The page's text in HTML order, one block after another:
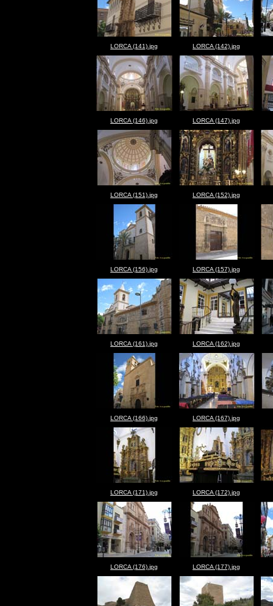
LORCA (141).jpg LORCA (142).jpg
LORCA (146).jpg LORCA (147).jpg
LORCA (151).jpg LORCA (152).jpg
LORCA (156).jpg LORCA (157).jpg
LORCA (161).jpg LORCA (162).jpg
LORCA (166).jpg LORCA (167).jpg
LORCA (171).jpg LORCA (172).jpg
LORCA (176).jpg LORCA (177).jpg